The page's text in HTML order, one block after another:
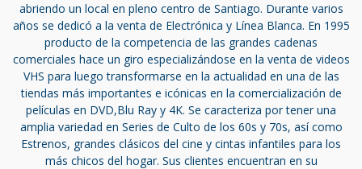
abriendo un local en pleno centro de Santiago. Durante varios
años se dedicó a la venta de Electrónica y Línea Blanca. En 1995
producto de la competencia de las grandes cadenas
comerciales hace un giro especializándose en la venta de videos
VHS para luego transformarse en la actualidad en una de las
tiendas más importantes e icónicas en la comercialización de
películas en DVD,Blu Ray y 4K. Se caracteriza por tener una
amplia variedad en Series de Culto de los 60s y 70s, así como
Estrenos, grandes clásicos del cine y cintas infantiles para los
más chicos del hogar. Sus clientes encuentran en su